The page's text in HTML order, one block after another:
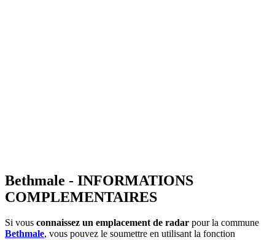
Bethmale - INFORMATIONS
COMPLEMENTAIRES
Si vous connaissez un emplacement de radar pour la commune
Bethmale, vous pouvez le soumettre en utilisant la fonction